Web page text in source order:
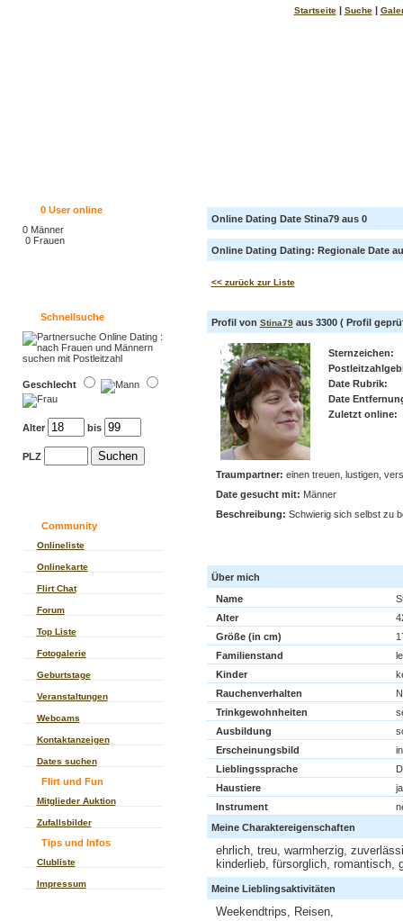
Startseite | Suche |
0User online
0 Männer
0 Frauen
Schnellsuche
Geschlecht
Alter bis
PLZ
Community
Onlineliste
Onlinekarte
Flirt Chat
Forum
Top Liste
Fotogalerie
Geburtstage
Veranstaltungen
Webcams
Kontaktanzeigen
Dates suchen
Flirt und Fun
Mitglieder Auktion
Zufallsbilder
Tips und Infos
Clubliste
Impressum
Online Dating Date Stina79 aus 0
Online Dating Dating: Regionale Date
<< zurück zur Liste
Profil von Stina79aus 3300 ( Profil
Sternzeichen:
Date Rubrik:
Date
Zuletzt online:
Traumpartner: einen treuen, lustigen,
Date gesucht mit: Männer
Beschreibung: Schwierig sich selbst zu
Über mich
Name
Alter
Größe (in cm)
Familienstand
Kinder
Rauchenverhalten
Trinkgewohnheiten
Ausbildung
Erscheinungsbild
Lieblingssprache
Haustiere
ja
Instrument
Meine Charaktereigenschaften
ehrlich, treu, warmherzig,
kinderlieb, fürsorglich, romantisch,
Meine Lieblingsaktivitäten
Weekendtrips, Reisen,